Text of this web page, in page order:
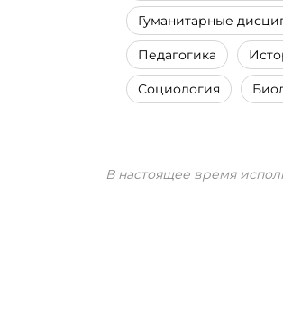
Гуманитарные
Педагогика
Социология
В настоящее время